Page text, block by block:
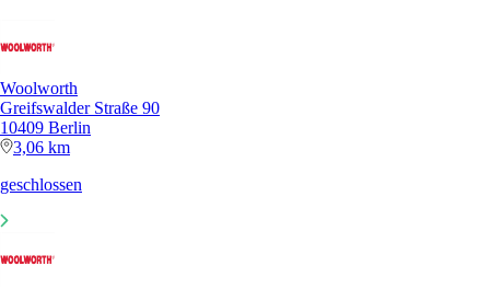
Woolworth
Greifswalder Straße 90
10409 Berlin
3,06 km
geschlossen